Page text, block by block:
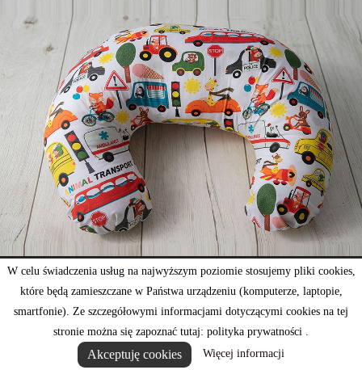
W celu świadczenia usług na najwyższym poziomie stosujemy pliki cookies,
które będą zamieszczane w Państwa urządzeniu (komputerze, laptopie,
smartfonie). Ze szczegółowymi informacjami dotyczącymi cookies na tej
stronie można się zapoznać tutaj: polityka prywatności .
Akceptuję cookies Więcej informacji
Poducha rogal do karmienia transport zwierzątka